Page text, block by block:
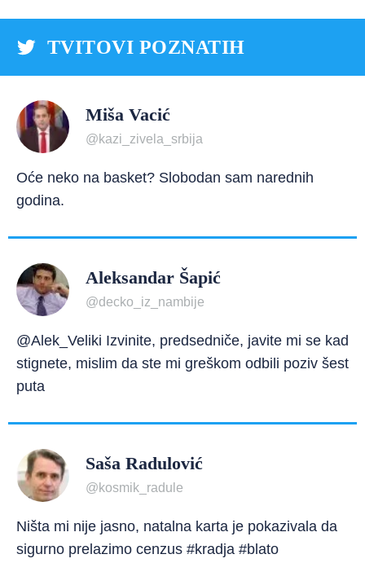
TVITOVI POZNATIH
Miša Vacić
@kazi_zivela_srbija
Oće neko na basket? Slobodan sam narednih
godina.
Aleksandar Šapić
@decko_iz_nambije
@Alek_Veliki Izvinite, predsedniče, javite mi se kad
stignete, mislim da ste mi greškom odbili poziv šest
puta
Saša Radulović
@kosmik_radule
Ništa mi nije jasno, natalna karta je pokazivala da
sigurno prelazimo cenzus #kradja #blato